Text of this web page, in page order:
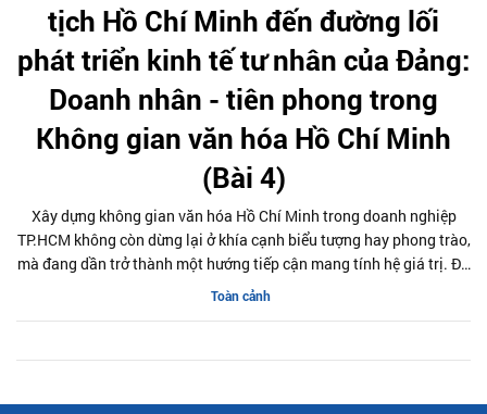
tịch Hồ Chí Minh đến đường lối
phát triển kinh tế tư nhân của Đảng:
Doanh nhân - tiên phong trong
Không gian văn hóa Hồ Chí Minh
(Bài 4)
Xây dựng không gian văn hóa Hồ Chí Minh trong doanh nghiệp
TP.HCM không còn dừng lại ở khía cạnh biểu tượng hay phong trào,
mà đang dần trở thành một hướng tiếp cận mang tính hệ giá trị. Đó
là cách để tư tưởng, đạo đức và phong cách của Chủ tịch Hồ Chí
Toàn cảnh